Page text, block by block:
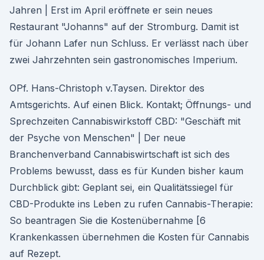
Jahren | Erst im April eröffnete er sein neues
Restaurant "Johanns" auf der Stromburg. Damit ist
für Johann Lafer nun Schluss. Er verlässt nach über
zwei Jahrzehnten sein gastronomisches Imperium.
OPf. Hans-Christoph v.Taysen. Direktor des
Amtsgerichts. Auf einen Blick. Kontakt; Öffnungs- und
Sprechzeiten Cannabiswirkstoff CBD: "Geschäft mit
der Psyche von Menschen" | Der neue
Branchenverband Cannabiswirtschaft ist sich des
Problems bewusst, dass es für Kunden bisher kaum
Durchblick gibt: Geplant sei, ein Qualitätssiegel für
CBD-Produkte ins Leben zu rufen Cannabis-Therapie:
So beantragen Sie die Kostenübernahme [6
Krankenkassen übernehmen die Kosten für Cannabis
auf Rezept.